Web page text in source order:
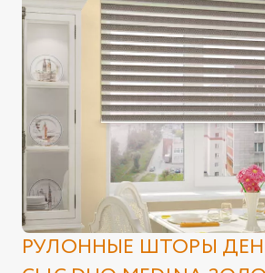
РУЛОННЫЕ ШТОРЫ